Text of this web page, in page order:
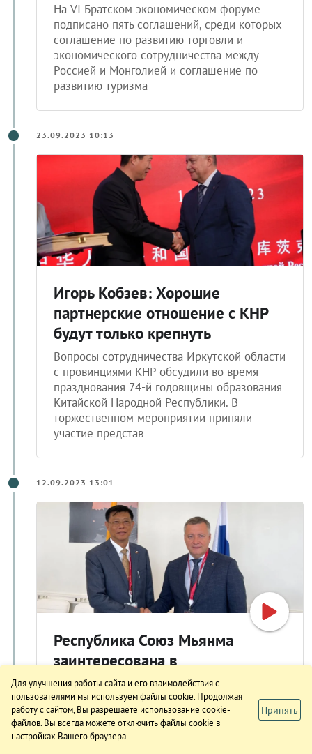
На VI Братском экономическом форуме
подписано пять соглашений, среди которых
соглашение по развитию торговли и
экономического сотрудничества между
Россией и Монголией и соглашение по
развитию туризма
23.09.2023 10:13
Игорь Кобзев: Хорошие
партнерские отношение с КНР
будут только крепнуть
Вопросы сотрудничества Иркутской области
с провинциями КНР обсудили во время
празднования 74-й годовщины образования
Китайской Народной Республики. В
торжественном мероприятии приняли
участие представ
12.09.2023 13:01
Республика Союз Мьянма
заинтересована в
сотрудничестве с Иркутской
областью
Республика Союз Мьянма и Иркутская
область - давние деловые партнеры.
Для улучшения работы сайта и его взаимодействия с
пользователями мы используем файлы cookie. Продолжая
работу с сайтом, Вы разрешаете использование cookie-
файлов. Вы всегда можете отключить файлы cookie в
настройках Вашего браузера.
Принять